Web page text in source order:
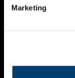
Marketing
VIDEO’S
CONTACT